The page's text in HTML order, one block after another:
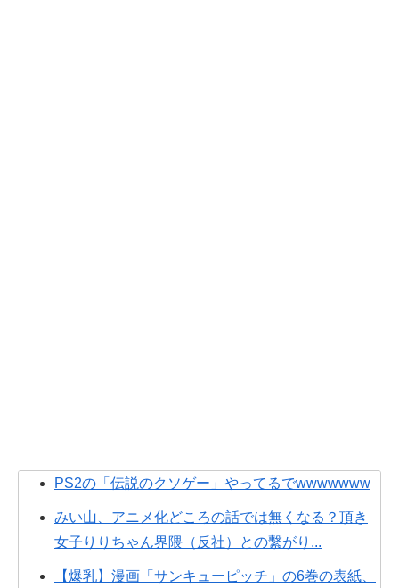
PS2の「伝説のクソゲー」やってるでwwwwwww
みい山、アニメ化どころの話では無くなる？頂き
女子りりちゃん界隈（反社）との繫がり...
【爆乳】漫画「サンキューピッチ」の6巻の表紙、